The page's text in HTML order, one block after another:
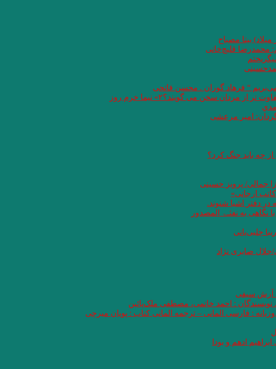
بیتا مصباح
محمد‌رضا قلیچ‌خانی
“‌ فرهاد گوران . محسن فاتحی
مردان سخن می گویند؟۲» نیما خرم روز
چه باید جنگ کرد؟
جمالی/ پرویز حسینی
ارجانی»
در دفتر اشیا شنوند.
نگاهی به نفثـۃ المصدور
چلبی‌یانی
جلال صابری نژاد
آرش سیفی
: احمد خاتمی، مصطفی ملک‌پائین
: فارسی المانی – ترجمه المانی کتاب : پویان میرچی
ادهم و بودا